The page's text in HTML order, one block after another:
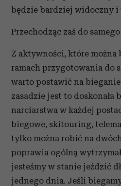
będzie bardziej widoczny i
Przechodząc zaś do
Z aktywności, które można
ramach przygotowania do
warto postawić na
zasadzie jest to doskonała
narciarstwa w każdej
biegowe, skitouring,
tylko można robić na
poprawia ogólną
jesteśmy w stanie jeździć
jednego dnia. Jeśli